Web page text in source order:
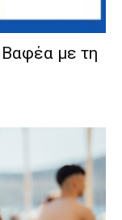
με τη